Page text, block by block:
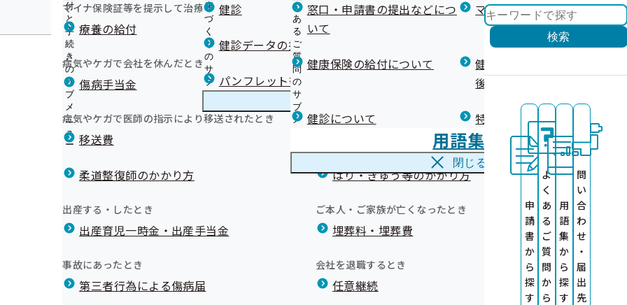
付
と
手
続
き
の
サ
ブ
メ
ニ
ュ
ー
マイナ保険証等を提示して治療を受けるとき
療養の給付
医療費が高額になりそう・なったとき
限度額適用認定・高額療養費・高額介護合算
病気やケガで会社を休んだとき
傷病手当金
医療費の全額を負担したとき
病気やケガで医師の指示により移送されたとき
移送費
海外で急な病気にかかり治療を受けたとき
柔道整復師のかかり方 はり・きゅう等のかかり方
出産する・したとき
出産育児一時金・出産手当金
ご本人・ご家族が亡くなったとき
埋葬料・埋葬費
事故にあったとき
第三者行為による傷病届
会社を退職するとき
任意継続
康
づ
く
り
の
サ
ブ
メ
ュ
健診 健診を受けた後の健康づくり
健診データの提供について 健康宣言（コラボヘルス）
パンフレット等（広報） 健康づくりコラム
く
あ
る
ご
質
問
の
サ
ブ
メ
窓口・申請書の提出などにつ
いて
マイナ保険証等関連について
健康保険の給付について
健康保険任意継続制度（退職
後の健康保険）について
健診について 特定保健指導について
用語集
閉じる
検索
申
請
書
か
ら
探
す
よ
く
あ
る
ご
質
問
か
ら
用
語
集
か
ら
探
す
問
い
合
わ
せ
・
届
出
先
岐阜支部
岐阜支部からのお知らせ
岐阜支部の健診・保健指導のご案内
岐
の
事業所ご担当者様へ
健診機関・医療機関の皆さまへ
被保険者（ご本人）様へ
外部への委託業務について
オンライン資格確認等システムによる保険者からの特定健康診査情報の
【被保険者様対象】人間ドック健診のご案内（令和8年度より開始）
健診実施機関一覧等
康
健康保険委員にご登録ください！
健康保険委員表彰について
令和8年度 働く方の循環器病予防セミナーのご案内
健康づくり
「ぎふさん」の健康情報
2024年度支部別スコアリングレポート(岐阜支部版)を作成しました
健康経営等の普及推進にご協力いただいています
職場における健康講座のご案内
健康づくりDVD無料貸出のご案内
協会けんぽだより（納入告知書同封リーフレット）
インセンティブ制度～皆さまの取組で保険料率が変わります！～
プレスリリース
医療機関の受診はマイナ保険証で
統計情報
ご案内
料で睡眠・運動・禁煙をテーマにしたDVDの貸し出しを行っています。